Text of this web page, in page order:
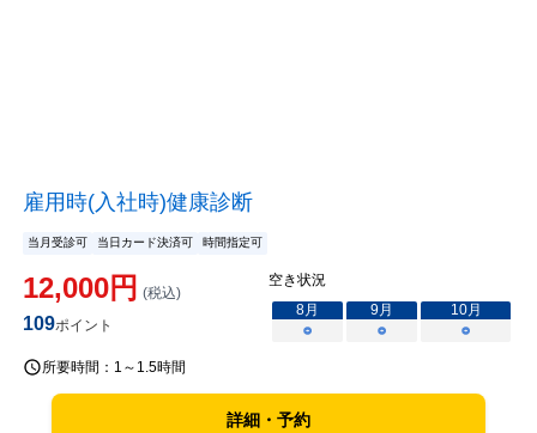
雇用時(入社時)健康診断
当月受診可 当日カード決済可 時間指定可
12,000円 (税込)
109ポイント
空き状況
8月 9月 10月
○
○ ○
所要時間： 1～1.5時間
詳細・予約